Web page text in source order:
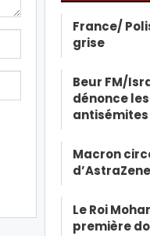
France/
grise
Beur FM/
dénonce
antisémites
Macron
Le Roi
première